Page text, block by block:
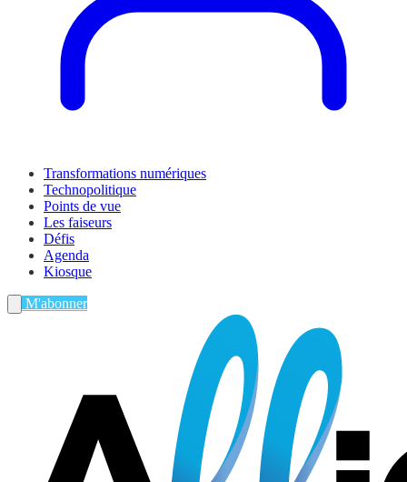
Transformations numériques
Technopolitique
Points de vue
Les faiseurs
Défis
Agenda
Kiosque
M'abonner